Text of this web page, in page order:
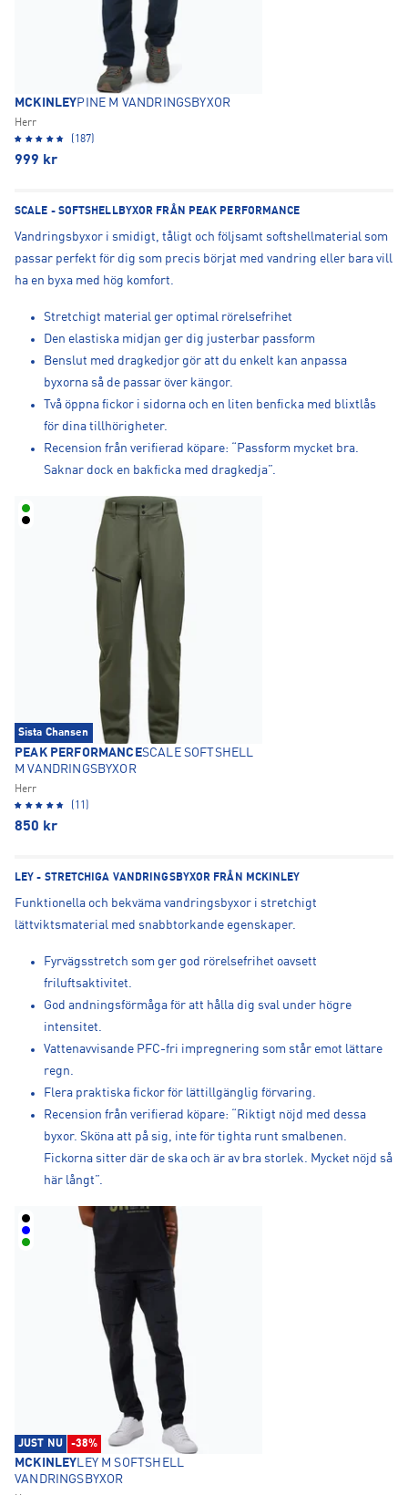
MCKINLEYPINE M VANDRINGSBYXOR
Herr
(187)
999 kr
SCALE - SOFTSHELLBYXOR FRÅN PEAK PERFORMANCE
Vandringsbyxor i smidigt, tåligt och följsamt softshellmaterial som
passar perfekt för dig som precis börjat med vandring eller bara vill
ha en byxa med hög komfort.
Stretchigt material ger optimal rörelsefrihet
Den elastiska midjan ger dig justerbar passform
Benslut med dragkedjor gör att du enkelt kan anpassa
byxorna så de passar över kängor.
Två öppna fickor i sidorna och en liten benficka med blixtlås
för dina tillhörigheter.
Recension från verifierad köpare: “Passform mycket bra.
Saknar dock en bakficka med dragkedja”.
Sista Chansen
PEAK PERFORMANCESCALE SOFTSHELL
M VANDRINGSBYXOR
Herr
(11)
850 kr
LEY - STRETCHIGA VANDRINGSBYXOR FRÅN MCKINLEY
Funktionella och bekväma vandringsbyxor i stretchigt
lättviktsmaterial med snabbtorkande egenskaper.
Fyrvägsstretch som ger god rörelsefrihet oavsett
friluftsaktivitet.
God andningsförmåga för att hålla dig sval under högre
intensitet.
Vattenavvisande PFC-fri impregnering som står emot lättare
regn.
Flera praktiska fickor för lättillgänglig förvaring.
Recension från verifierad köpare: “Riktigt nöjd med dessa
byxor. Sköna att på sig, inte för tighta runt smalbenen.
Fickorna sitter där de ska och är av bra storlek. Mycket nöjd så
här långt”.
JUST NU -38%
MCKINLEYLEY M SOFTSHELL
VANDRINGSBYXOR